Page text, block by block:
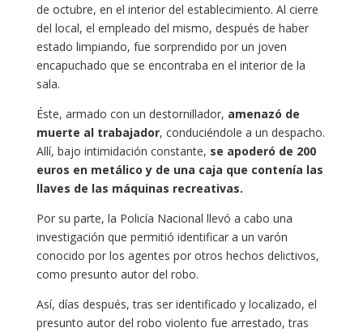
de octubre, en el interior del establecimiento. Al cierre
del local, el empleado del mismo, después de haber
estado limpiando, fue sorprendido por un joven
encapuchado que se encontraba en el interior de la
sala.
Éste, armado con un destornillador, amenazó de
muerte al trabajador, conduciéndole a un despacho.
Allí, bajo intimidación constante, se apoderó de 200
euros en metálico y de una caja que contenía las
llaves de las máquinas recreativas.
Por su parte, la Policía Nacional llevó a cabo una
investigación que permitió identificar a un varón
conocido por los agentes por otros hechos delictivos,
como presunto autor del robo.
Así, días después, tras ser identificado y localizado, el
presunto autor del robo violento fue arrestado, tras